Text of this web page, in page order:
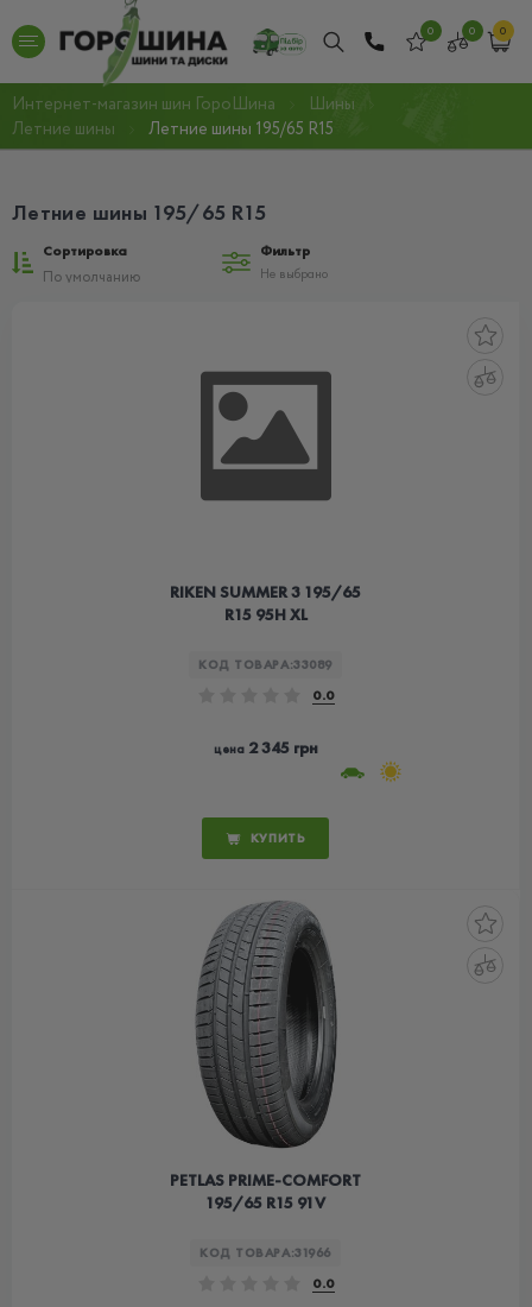
0 0 0
Интернет-магазин шин ГороШина
Шины
Летние шины
Летние шины 195/65 R15
Летние шины 195/65 R15
Сортировка
Фильтр
Не выбрано
RIKEN SUMMER 3 195/65
R15 95H XL
КОД ТОВАРА:33089
0.0
цена2 345 грн
КУПИТЬ
PETLAS PRIME-COMFORT
195/65 R15 91V
КОД ТОВАРА:31966
0.0